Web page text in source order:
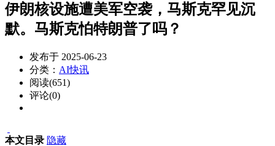
伊朗核设施遭美军空袭，马斯克罕见沉
默。马斯克怕特朗普了吗？
发布于 2025-06-23
分类： AI快讯
阅读(651)
评论(0)
本文目录 隐藏